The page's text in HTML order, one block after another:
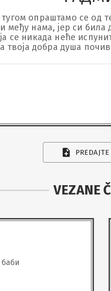
опраштамо се од
међу нама, јер си
се никада неће
твоја добра душа
VEZANE